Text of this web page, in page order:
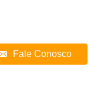
Fale Conosco